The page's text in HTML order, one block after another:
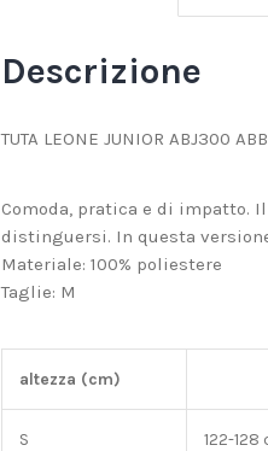
Descrizione
TUTA LEONE JUNIOR ABJ300
Comoda, pratica e di impatto.
distinguersi. In questa
Materiale: 100% poliestere
Taglie: M
altezza (cm)
S 122-128